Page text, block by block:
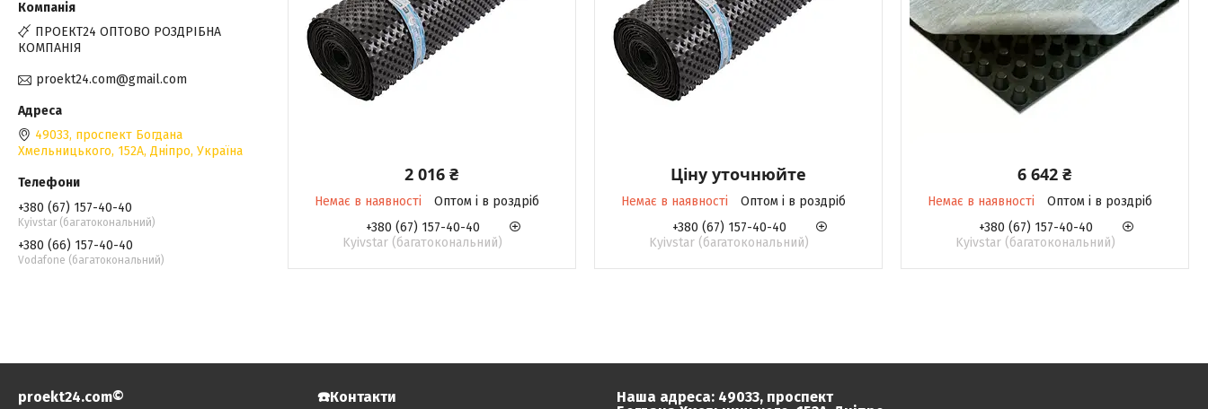
2 016 ₴
Немає в наявності
Оптом і в роздріб
+380 (67) 157-40-40
Kyivstar (багатокональний)
Ціну уточнюйте
Немає в наявності
Оптом і в роздріб
+380 (67) 157-40-40
Kyivstar (багатокональний)
6 642 ₴
Немає в наявності
Оптом і в роздріб
+380 (67) 157-40-40
Kyivstar (багатокональний)
ПРОЕКТ24 ОПТОВО РОЗДРІБНА
КОМПАНІЯ
proekt24.com@gmail.com
49033, проспект Богдана
Хмельницького, 152А, Дніпро, Україна
+380 (67) 157-40-40
Kyivstar (багатокональний)
+380 (66) 157-40-40
Vodafone (багатокональний)
proekt24.com©️ ☎️Контакти
Наша адреса: 49033, проспект